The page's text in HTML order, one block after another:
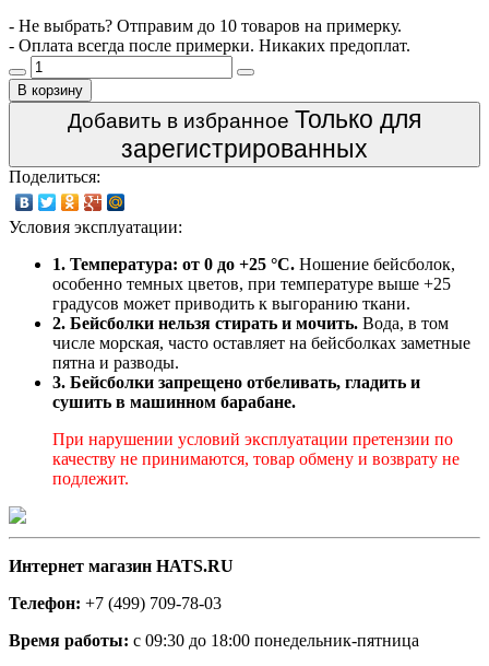
- Не выбрать? Отправим до 10 товаров на примерку.
- Оплата всегда после примерки. Никаких предоплат.
В корзину
Добавить в избранное Только для
зарегистрированных
Поделиться:
Условия эксплуатации:
1. Температура: от 0 до +25 °C. Ношение бейсболок,
особенно темных цветов, при температуре выше +25
градусов может приводить к выгоранию ткани.
2. Бейсболки нельзя стирать и мочить. Вода, в том
числе морская, часто оставляет на бейсболках заметные
пятна и разводы.
3. Бейсболки запрещено отбеливать, гладить и
сушить в машинном барабане.
При нарушении условий эксплуатации претензии по
качеству не принимаются, товар обмену и возврату не
подлежит.
Интернет магазин HATS.RU
Телефон: +7 (499) 709-78-03
Время работы: с 09:30 до 18:00 понедельник-пятница